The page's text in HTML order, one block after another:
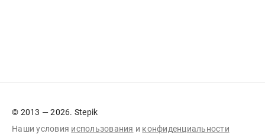
© 2013 — 2026. Stepik
Наши условия использования и конфиденциальности